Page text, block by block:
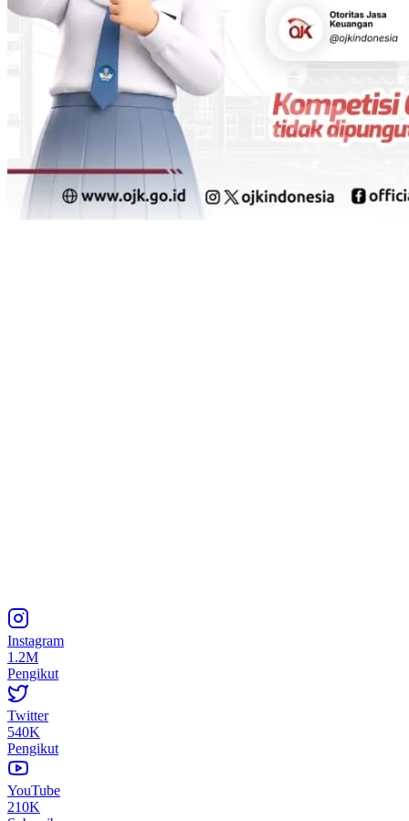
Instagram
1.2M
Pengikut
Twitter
540K
Pengikut
YouTube
210K